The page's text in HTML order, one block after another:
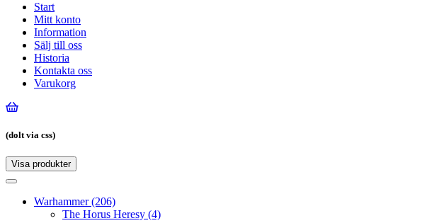
Start
Mitt konto
Information
Sälj till oss
Historia
Kontakta oss
Varukorg
(dolt via css)
Visa produkter
Toggle
Toggle
navigationWarhammer(206)
The Horus Heresy (4)